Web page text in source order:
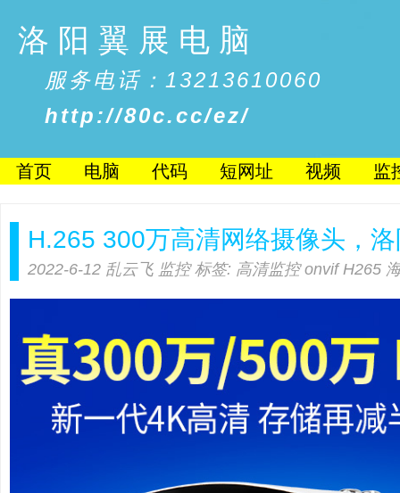
洛阳翼展电脑
服务电话：13213610060
http://80c.cc/ez/
首页 电脑 代码 短网址 视频 监
H.265 300万高清网络摄像头，
2022-6-12 乱云飞 监控标签: 高清监控 onvif H265